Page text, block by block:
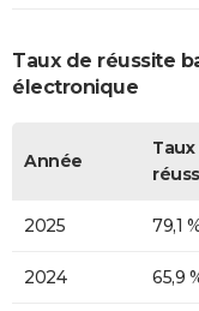
Taux de réussite
électronique
Année
Taux
2025 79,1
2024 65,9